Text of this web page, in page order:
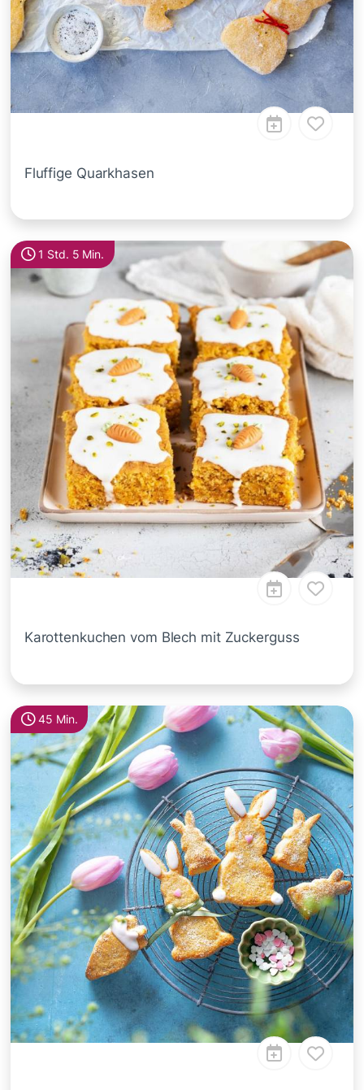
Fluffige Quarkhasen
1 Std. 5 Min.
Karottenkuchen vom Blech mit Zuckerguss
45 Min.